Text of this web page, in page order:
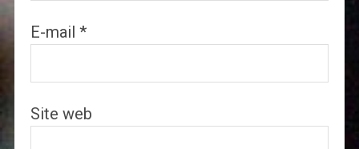
E-mail *
Site web